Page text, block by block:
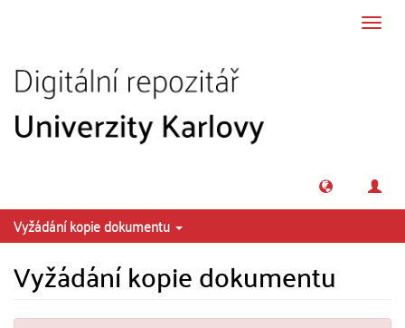
Vyžádání kopie dokumentu
Vyžádání kopie dokumentu